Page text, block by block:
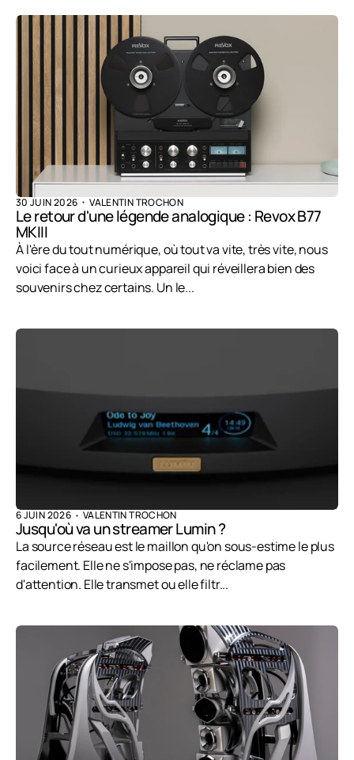
30 JUIN 2026 VALENTIN TROCHON
Le retour d'une légende analogique : Revox B77
MKIII
À l'ère du tout numérique, où tout va vite, très vite, nous
voici face à un curieux appareil qui réveillera bien des
souvenirs chez certains. Un le...
6 JUIN 2026 VALENTIN TROCHON
Jusqu'où va un streamer Lumin ?
La source réseau est le maillon qu'on sous-estime le plus
facilement. Elle ne s'impose pas, ne réclame pas
d'attention. Elle transmet ou elle filtr...